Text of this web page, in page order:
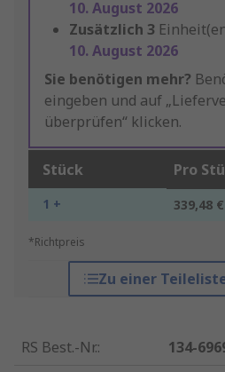
10. August 2026
Zusätzlich 3
10. August 2026
Sie benötigen mehr?
eingeben und auf
überprüfen“ klicken.
Stück Pro
1 + 339,48 €
*Richtpreis
Zu einer
RS Best.-Nr.:
134-